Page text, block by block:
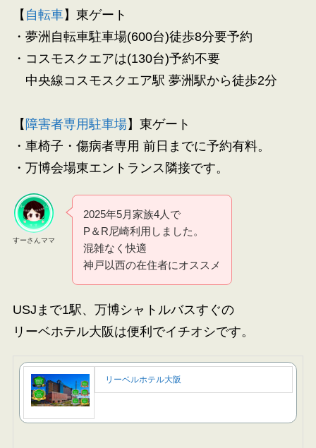
【 自転車】東ゲート
・夢洲自転車駐車場(600台)徒歩8分要予約
・コスモスクエアは(130台)予約不要
中央線コスモスクエア駅 夢洲駅から徒歩2分
【 障害者専用駐車場】東ゲート
・車椅子・傷病者専用 前日までに予約有料。
・万博会場東エントランス隣接です。
すーさんママ
2025年5月家族4人で
P＆R尼崎利用しました。
混雑なく快適
神戸以西の在住者にオススメ
USJまで1駅、万博シャトルバスすぐの
リーベホテル大阪は便利でイチオシです。
リーベルホテル大阪